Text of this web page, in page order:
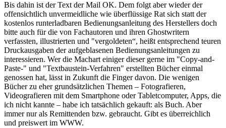
Bis dahin ist der Text der Mail OK. Dem folgt aber wieder der
offensichtlich unvermeidliche wie überflüssige Rat sich statt der
kostenlos runterladbaren Bedienungsanleitung des Herstellers doch
bitte auch für die von Fachautoren und ihren Ghostwritern
verfassten, illustrierten und "vergoldeten“, heißt entsprechend teuren
Druckausgaben der aufgeblasenen Bedienungsanleitungen zu
interessieren. Wer die Machart einiger dieser gerne im "Copy-and-
Paste-" und "Textbaustein-Verfahren" erstellten Bücher einmal
genossen hat, lässt in Zukunft die Finger davon. Die wenigen
Bücher zu eher grundsätzlichen Themen – Fotografieren,
Videografieren mit dem Smartphone oder Tabletcomputer, Apps, die
ich nicht kannte – habe ich tatsächlich gekauft: als Buch. Aber
immer nur als Remittenden bzw. gebraucht. Gibt es überreichlich
und preiswert im WWW.